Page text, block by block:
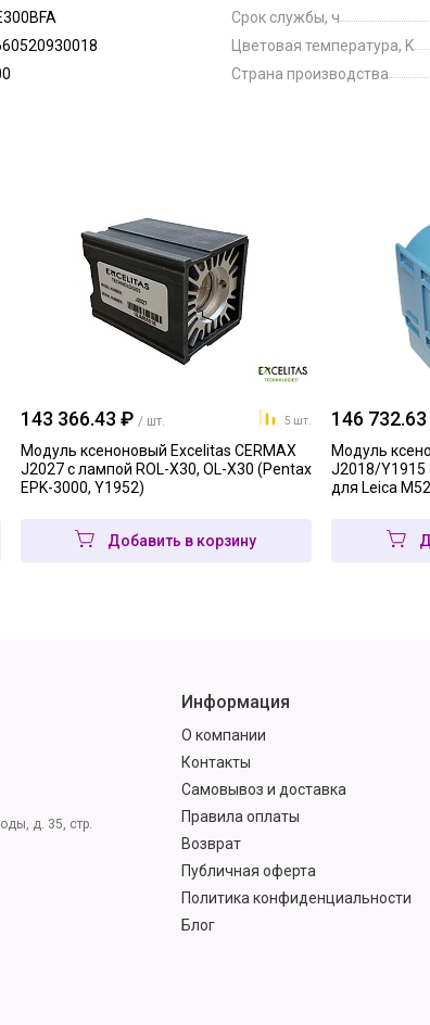
Срок службы, ч
Цветовая температура, K
Страна производства
143 366.43 ₽ / шт. 5 шт.
Модуль ксеноновый Excelitas CERMAX
J2027 с лампой ROL-X30, OL-X30 (Pentax
EPK-3000, Y1952)
Добавить в корзину
146
Модуль
J2018/Y1915
для Leica
Информация
О компании
Контакты
Самовывоз и доставка
Правила оплаты
Возврат
Публичная оферта
Политика конфиденциальности
Блог
д. 35, стр.